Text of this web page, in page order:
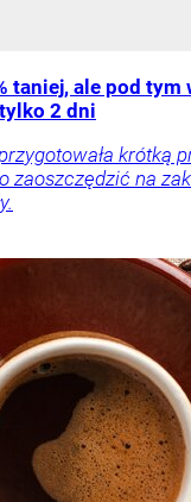
taniej, ale pod tym
2 dni
krótką
zaoszczędzić na